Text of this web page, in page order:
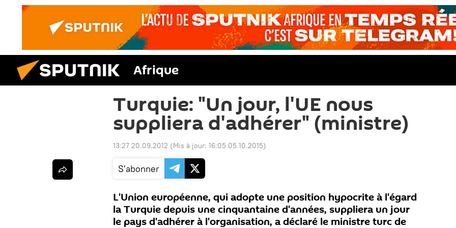
Afrique
Turquie: "Un jour, l'UE nous
suppliera d'adhérer" (ministre)
13:27 20.09.2012 (Mis à jour: 16:05 05.10.2015)
S'abonner
L'Union européenne, qui adopte une position hypocrite à l'égard
la Turquie depuis une cinquantaine d'années, suppliera un jour
le pays d'adhérer à l'organisation, a déclaré le ministre turc de